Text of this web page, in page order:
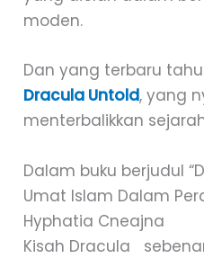
moden.
Dan yang terbaru
Dracula Untold, yang
menterbalikkan
Dalam buku berjudul
Umat Islam Dalam
Hyphatia Cneajna
Kisah Dracula